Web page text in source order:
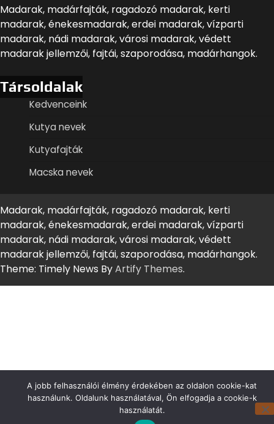
Madarak, madárfajták, ragadozó madarak, kerti
madarak, énekesmadarak, erdei madarak, vízparti
madarak, nádi madarak, városi madarak, védett
madarak jellemzői, fajtái, szaporodása, madárhangok.
Társoldalak
Kedvenceink
Kutya nevek
Kutyafajták
Macska nevek
Madarak, madárfajták, ragadozó madarak, kerti
madarak, énekesmadarak, erdei madarak, vízparti
madarak, nádi madarak, városi madarak, védett
madarak jellemzői, fajtái, szaporodása, madárhangok.
Theme: Timely News ByArtify Themes.
A jobb felhasználói élmény érdekében az oldalon cookie-kat
használunk. Oldalunk használatával, Ön elfogadja a cookie-k
használatát.